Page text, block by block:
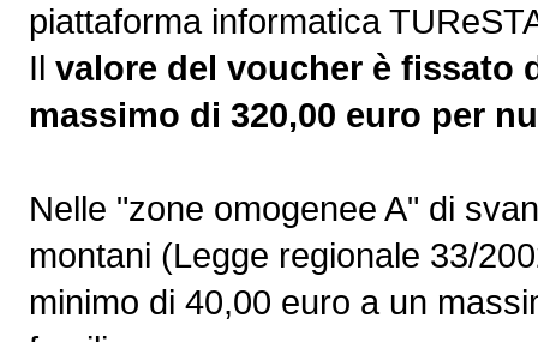
piattaforma informatica
Il valore del voucher è fissato
massimo di 320,00 euro per
Nelle "zone omogenee A" di
montani (Legge regionale 33/
minimo di 40,00 euro a un